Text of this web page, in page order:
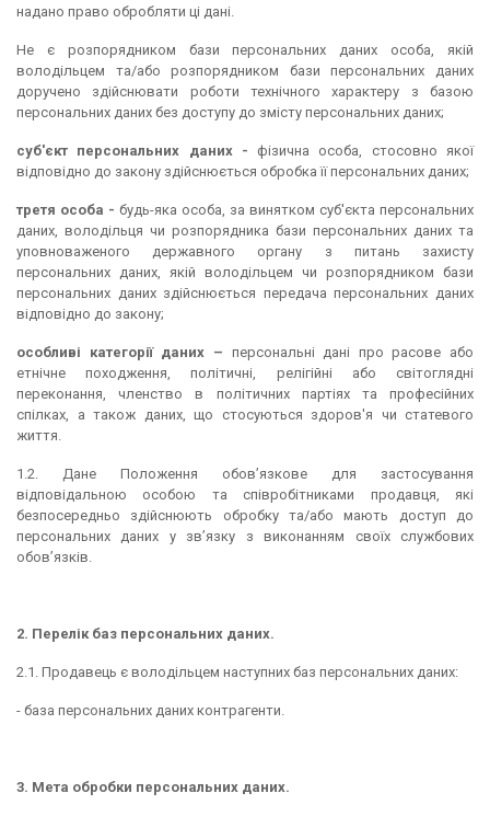
надано право обробляти ці дані.
Не є розпорядником бази персональних даних особа, якій
володільцем та/або розпорядником бази персональних даних
доручено здійснювати роботи технічного характеру з базою
персональних даних без доступу до змісту персональних даних;
суб'єкт персональних даних - фізична особа, стосовно якої
відповідно до закону здійснюється обробка її персональних даних;
третя особа - будь-яка особа, за винятком суб'єкта персональних
даних, володільця чи розпорядника бази персональних даних та
уповноваженого державного органу з питань захисту
персональних даних, якій володільцем чи розпорядником бази
персональних даних здійснюється передача персональних даних
відповідно до закону;
особливі категорії даних – персональні дані про расове або
етнічне походження, політичні, релігійні або світоглядні
переконання, членство в політичних партіях та професійних
спілках, а також даних, що стосуються здоров'я чи статевого
життя.
1.2. Дане Положення обов’язкове для застосування
відповідальною особою та співробітниками продавця, які
безпосередньо здійснюють обробку та/або мають доступ до
персональних даних у зв’язку з виконанням своїх службових
обов’язків.
2. Перелік баз персональних даних.
2.1. Продавець є володільцем наступних баз персональних даних:
- база персональних даних контрагенти.
3. Мета обробки персональних даних.